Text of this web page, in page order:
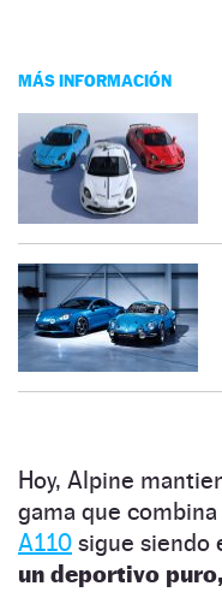
MÁS INFORMACIÓN
Hoy, Alpine
gama que
A110 sigue siendo
un deportivo